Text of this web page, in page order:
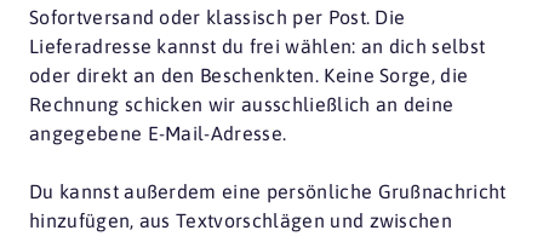
Sofortversand oder klassisch per Post. Die
Lieferadresse kannst du frei wählen: an dich selbst
oder direkt an den Beschenkten. Keine Sorge, die
Rechnung schicken wir ausschließlich an deine
angegebene E-Mail-Adresse.
Du kannst außerdem eine persönliche Grußnachricht
hinzufügen, aus Textvorschlägen und zwischen